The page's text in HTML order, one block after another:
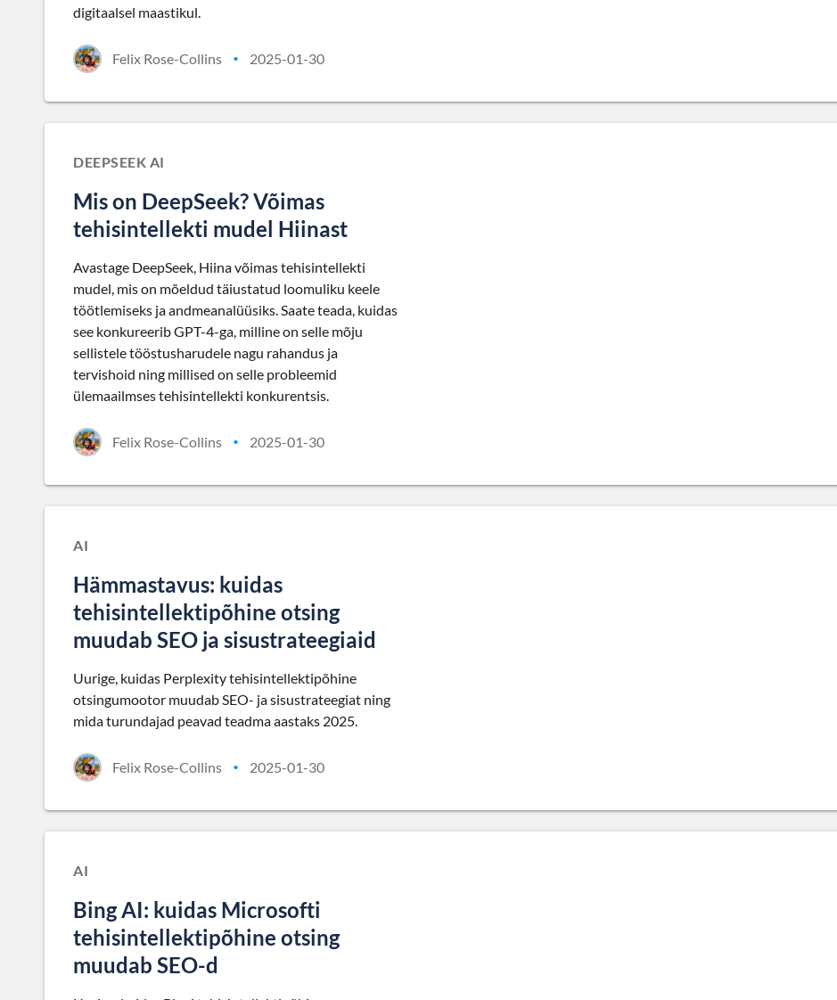
digitaalsel maastikul.
Felix Rose-Collins • 2025-01-30
DEEPSEEK AI
Mis on DeepSeek? Võimas
tehisintellekti mudel Hiinast
Avastage DeepSeek, Hiina võimas tehisintellekti
mudel, mis on mõeldud täiustatud loomuliku keele
töötlemiseks ja andmeanalüüsiks. Saate teada, kuidas
see konkureerib GPT-4-ga, milline on selle mõju
sellistele tööstusharudele nagu rahandus ja
tervishoid ning millised on selle probleemid
ülemaailmses tehisintellekti konkurentsis.
Felix Rose-Collins • 2025-01-30
AI
Hämmastavus: kuidas
tehisintellektipõhine otsing
muudab SEO ja sisustrateegiaid
Uurige, kuidas Perplexity tehisintellektipõhine
otsingumootor muudab SEO- ja sisustrateegiat ning
mida turundajad peavad teadma aastaks 2025.
Felix Rose-Collins • 2025-01-30
AI
Bing AI: kuidas Microsofti
tehisintellektipõhine otsing
muudab SEO-d